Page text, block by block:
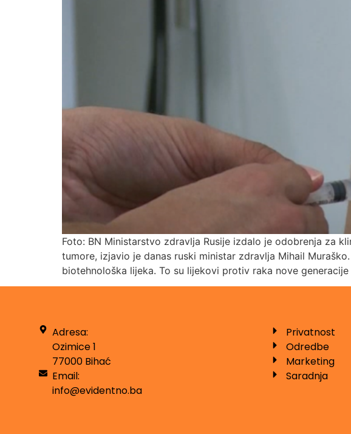
Foto: BN Ministarstvo zdravlja Rusije izdalo je odobrenja za
tumore, izjavio je danas ruski ministar zdravlja Mihail
biotehnološka lijeka. To su lijekovi protiv raka nove
Adresa:
Ozimice 1
77000 Bihać
Email:
info@evidentno.ba
Privatnost
Odredbe
Marketing
Saradnja